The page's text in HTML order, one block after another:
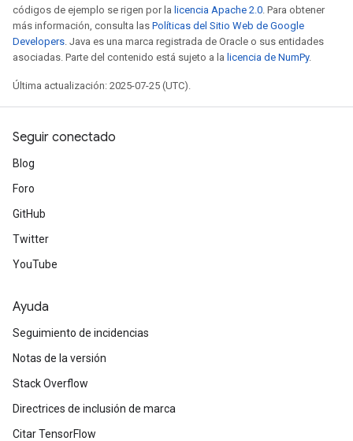
códigos de ejemplo se rigen por la licencia Apache 2.0. Para obtener
más información, consulta las Políticas del Sitio Web de Google
Developers. Java es una marca registrada de Oracle o sus entidades
asociadas. Parte del contenido está sujeto a la licencia de NumPy.
Última actualización: 2025-07-25 (UTC).
Seguir conectado
Blog
Foro
GitHub
Twitter
YouTube
Ayuda
Seguimiento de incidencias
Notas de la versión
Stack Overflow
Directrices de inclusión de marca
Citar TensorFlow